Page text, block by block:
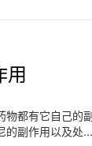
用
都有它自己的
的副作用以及处